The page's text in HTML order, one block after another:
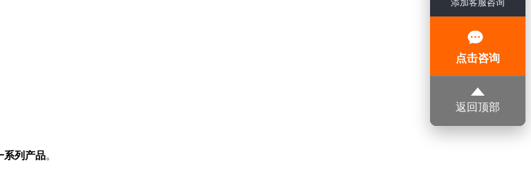
添加客服咨询
点击咨询
返回顶部
系列产品。